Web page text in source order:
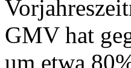
GMV hat
um etwa